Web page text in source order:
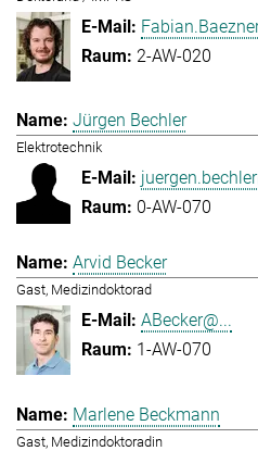
2-AW-020
Jürgen Bechler
Elektrotechnik
0-AW-070
Arvid Becker
Gast, Medizindoktorad
ABecker@...
1-AW-070
Marlene Beckmann
Gast, Medizindoktoradin